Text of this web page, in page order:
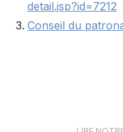
detail.jsp?id=7212
Conseil du